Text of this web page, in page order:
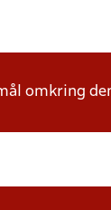
omkring